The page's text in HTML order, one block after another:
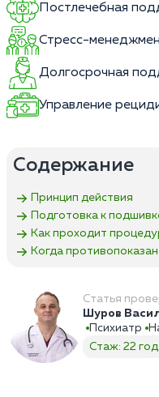
Постлечебная
Стресс-
Долгосрочная
Управление
Содержание
Принцип действия
Подготовка к
Как проходит
Когда
Статья
Шуров
Психиатр
Стаж: 22